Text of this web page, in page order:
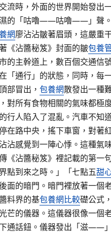
流時，外面的世界開始發出
濕的「咕嚕——咕嚕——」聲
網廖沾沾皺著眉頭，這嚴重
《沾醬秘笈》封面的皺包養
的主幹道上，數百個交通信
「通行」的狀態，同時，每
部冒出， 包養網散發出一種
對所有食物相關的氣味都極
行人陷入了混亂。汽車不知
在路中央，搖下車窗，對著
沾感覺到一陣心悸。這種氣
《沾醬秘笈》裡記載的第一
點到來之時。」「七點五甜
面的暗門。暗門裡放著一個
料界的基包養網比較礎公式
芒的儀器。這儀器很像一個
通話鈕。儀器發出「滋——